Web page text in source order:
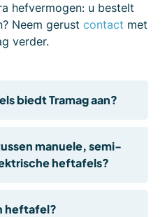
hefvermogen: u bestelt
Neem gerust contact met
verder.
biedt Tramag aan?
manuele, semi-
heftafels?
heftafel?